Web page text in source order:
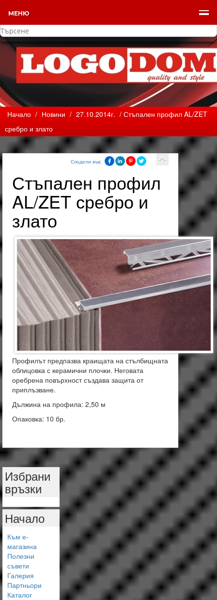
МЕНЮ
Начало / Новини / 27.10.2014г. / Стъпален профил AL/ZET
сребро и злато
Сподели във:
Стъпален профил
AL/ZET сребро и
злато
Профилът предпазва краищата на стълбищната
облицовка с керамични плочки. Неговата
оребрена повърхност създава защита от
приплъзване.
Дължина на профила: 2,50 м
Опаковка: 10 бр.
Избрани
връзки
Начало
Към е-
магазина
Полезни
съвети
Галерия
Партньори
Каталог